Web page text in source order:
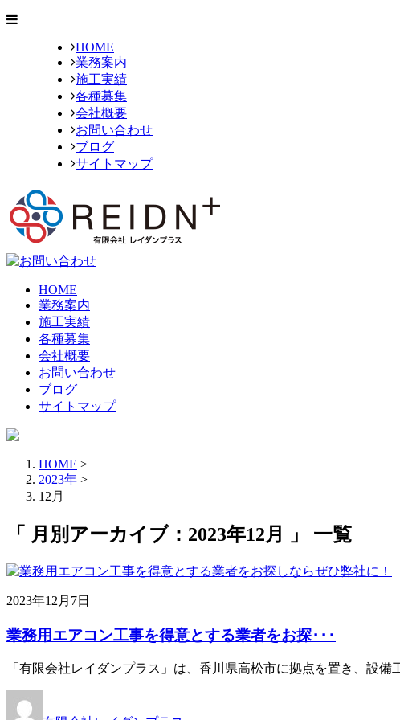
HOME
業務案内
施工実績
各種募集
会社概要
お問い合わせ
ブログ
サイトマップ
HOME
業務案内
施工実績
各種募集
会社概要
お問い合わせ
ブログ
サイトマップ
HOME >
2023年 >
12月
「 月別アーカイブ：2023年12月 」 一覧
2023年12月7日
業務用エアコン工事を得意とする業者をお探･･･
「有限会社レイダンプラス」は、香川県高松市に拠点を置き、設